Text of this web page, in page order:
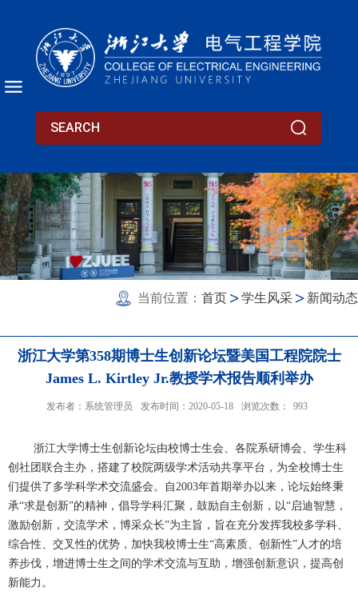
当前位置： 首页 学生风采 新闻动态
浙江大学第358期博士生创新论坛暨美国工程院院士
James L. Kirtley Jr.教授学术报告顺利举办
发布者：系统管理员 发布时间：2020-05-18 浏览次数： 993
浙江大学博士生创新论坛由校博士生会、各院系研博会、学生科
创社团联合主办，搭建了校院两级学术活动共享平台，为全校博士生
们提供了多学科学术交流盛会。自2003年首期举办以来，论坛始终秉
承“求是创新”的精神，倡导学科汇聚，鼓励自主创新，以“启迪智慧，
激励创新，交流学术，博采众长”为主旨，旨在充分发挥我校多学科、
综合性、交叉性的优势，加快我校博士生“高素质、创新性”人才的培
养步伐，增进博士生之间的学术交流与互助，增强创新意识，提高创
新能力。